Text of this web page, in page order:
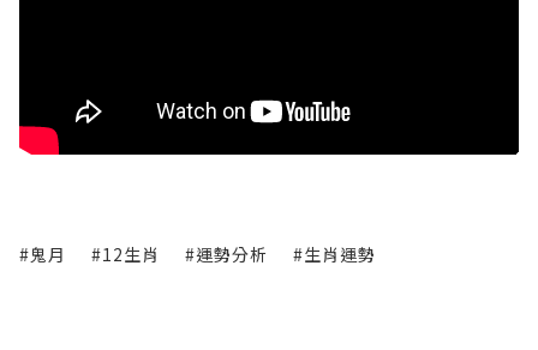
#鬼月 #12生肖 #運勢分析 #生肖運勢